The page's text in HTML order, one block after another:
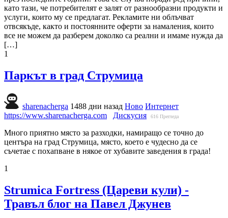
като тази, че потребителят е залят от разнообразни продукти и
услуги, които му се предлагат. Рекламите ни облъчват
отвсякъде, както и постоянните оферти за намаления, които
все не можем да разберем доколко са реални и имаме нужда да
[…]
1
Паркът в град Струмица
sharenacherga 1488 дни назад Ново Интернет
https://www.sharenacherga.com
Дискусия 616 Прегледа
Много приятно място за разходки, намиращо се точно до
центъра на град Струмица, място, което е чудесно да се
съчетае с похапване в някое от хубавите заведения в града!
1
Strumica Fortress (Цареви кули) -
Травъл блог на Павел Джунев